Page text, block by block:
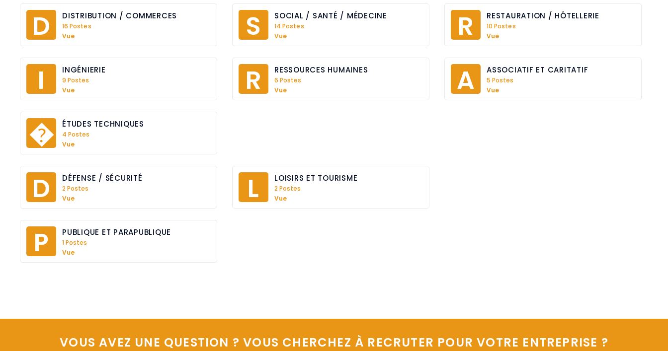
D DISTRIBUTION / COMMERCES
16 Postes
Vue
S SOCIAL / SANTÉ / MÉDECINE
14 Postes
Vue
R RESTAURATION / HÔTELLERIE
10 Postes
Vue
I INGÉNIERIE
9 Postes
Vue
R RESSOURCES HUMAINES
6 Postes
Vue
A ASSOCIATIF ET CARITATIF
5 Postes
Vue
� ÉTUDES TECHNIQUES
4 Postes
Vue
D DÉFENSE / SÉCURITÉ
2 Postes
Vue
L LOISIRS ET TOURISME
2 Postes
Vue
P PUBLIQUE ET PARAPUBLIQUE
1 Postes
Vue
VOUS AVEZ UNE QUESTION ? VOUS CHERCHEZ À RECRUTER POUR VOTRE ENTREPRISE ?